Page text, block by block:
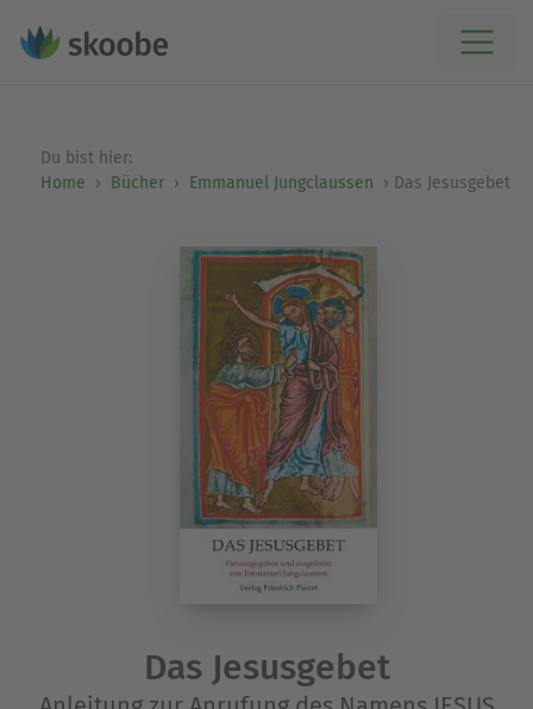
Du bist hier:
Home
Bücher Emmanuel Jungclaussen Das Jesusgebet
Das Jesusgebet